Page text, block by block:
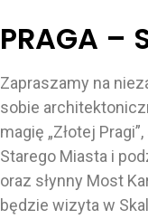
PRAGA –
Zapraszamy na
sobie
magię „Złotej
Starego Miasta i
oraz słynny Most
będzie wizyta w